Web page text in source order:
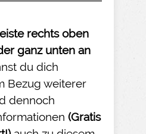
rechts oben
ganz unten an
du dich
Bezug weiterer
dennoch
(Gratis